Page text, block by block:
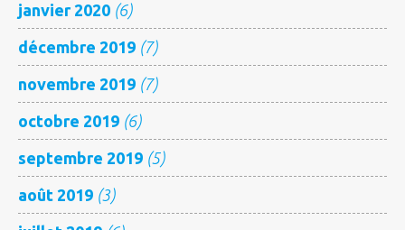
janvier 2020 (6)
décembre 2019 (7)
novembre 2019 (7)
octobre 2019 (6)
septembre 2019 (5)
août 2019 (3)